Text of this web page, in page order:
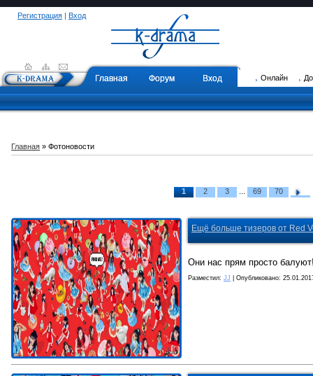
Регистрация | Вход
Главная Форум Вход Онлайн
Главная » Фотоновости
1 2 3 69 70
Ещё больше тизеров от Red
Они нас прям просто
Разместил: JJ | Опубликовано: